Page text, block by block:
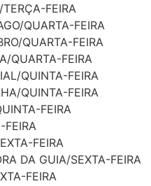
FEIRA
QUARTA-FEIRA
QUARTA-FEIRA
QUARTA-FEIRA
QUINTA-FEIRA
QUINTA-FEIRA
FEIRA
FEIRA
FEIRA
DA GUIA/SEXTA-FEIRA
FEIRA